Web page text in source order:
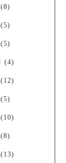
(8)
(5)
(5)
(4)
(12)
(5)
(10)
(8)
(13)